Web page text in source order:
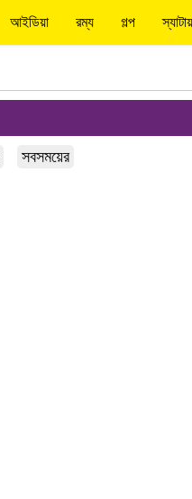
আইডিয়া রম্য গল্প
সবসময়ের